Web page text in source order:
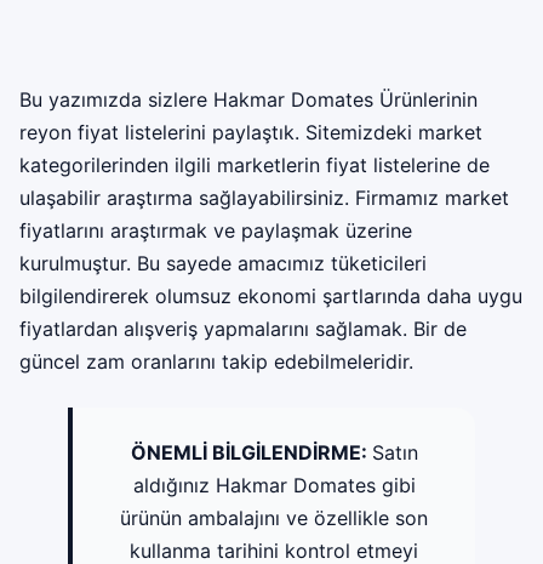
Bu yazımızda sizlere Hakmar Domates Ürünlerinin
reyon fiyat listelerini paylaştık. Sitemizdeki market
kategorilerinden ilgili marketlerin fiyat listelerine de
ulaşabilir araştırma sağlayabilirsiniz. Firmamız market
fiyatlarını araştırmak ve paylaşmak üzerine
kurulmuştur. Bu sayede amacımız tüketicileri
bilgilendirerek olumsuz ekonomi şartlarında daha uygu
fiyatlardan alışveriş yapmalarını sağlamak. Bir de
güncel zam oranlarını takip edebilmeleridir.
ÖNEMLİ BİLGİLENDİRME: Satın
aldığınız Hakmar Domates gibi
ürünün ambalajını ve özellikle son
kullanma tarihini kontrol etmeyi